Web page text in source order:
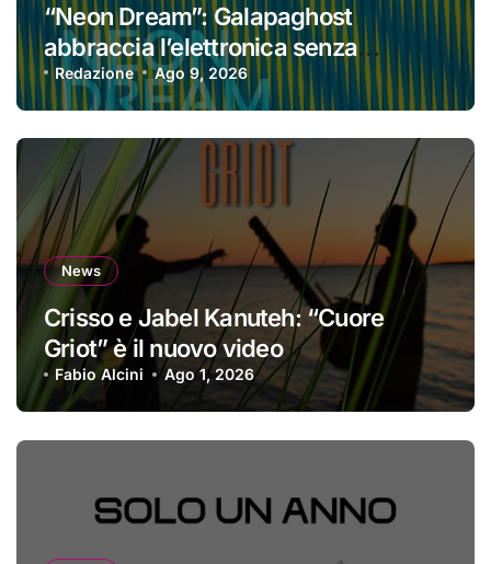
“Neon Dream”: Galapaghost
abbraccia l’elettronica senza
perdere la propria identità
Redazione Ago 9, 2026
News
Crisso e Jabel Kanuteh: “Cuore
Griot” è il nuovo video
Fabio Alcini Ago 1, 2026